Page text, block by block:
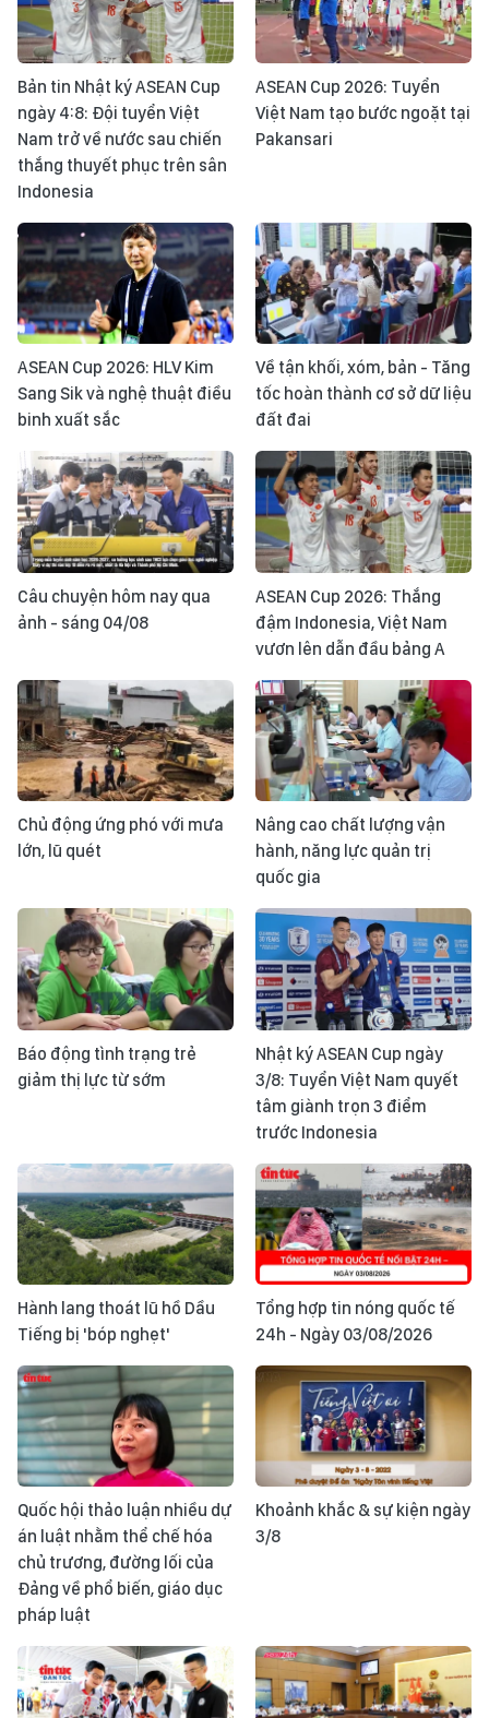
Bản tin Nhật ký ASEAN Cup
ngày 4:8: Đội tuyển Việt
Nam trở về nước sau chiến
thắng thuyết phục trên sân
Indonesia
ASEAN Cup 2026: Tuyển
Việt Nam tạo bước ngoặt tại
Pakansari
ASEAN Cup 2026: HLV Kim
Sang Sik và nghệ thuật điều
binh xuất sắc
Về tận khối, xóm, bản - Tăng
tốc hoàn thành cơ sở dữ liệu
đất đai
Câu chuyện hôm nay qua
ảnh - sáng 04/08
ASEAN Cup 2026: Thắng
đậm Indonesia, Việt Nam
vươn lên dẫn đầu bảng A
Chủ động ứng phó với mưa
lớn, lũ quét
Nâng cao chất lượng vận
hành, năng lực quản trị
quốc gia
Báo động tình trạng trẻ
giảm thị lực từ sớm
Nhật ký ASEAN Cup ngày
3/8: Tuyển Việt Nam quyết
tâm giành trọn 3 điểm
trước Indonesia
Hành lang thoát lũ hồ Dầu
Tiếng bị 'bóp nghẹt'
Tổng hợp tin nóng quốc tế
24h - Ngày 03/08/2026
Quốc hội thảo luận nhiều dự
án luật nhằm thể chế hóa
chủ trương, đường lối của
Đảng về phổ biến, giáo dục
pháp luật
Khoảnh khắc & sự kiện ngày
3/8